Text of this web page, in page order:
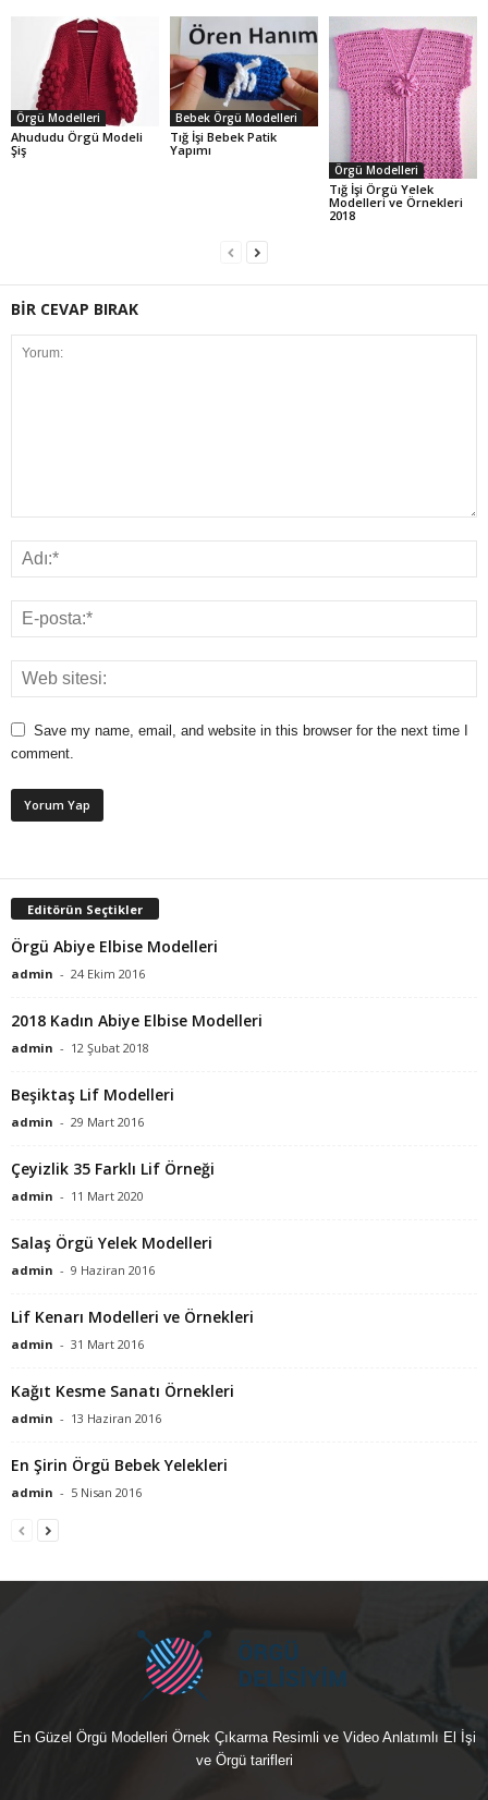
Örgü Modelleri
Ahududu Örgü Modeli
Şiş
Bebek Örgü Modelleri
Tığ İşi Bebek Patik
Yapımı
Örgü Modelleri
Tığ İşi Örgü Yelek
Modelleri ve Örnekleri
2018
BİR CEVAP BIRAK
Save my name, email, and website in this browser for the next time I
comment.
Editörün Seçtikler
Örgü Abiye Elbise Modelleri
admin - 24 Ekim 2016
2018 Kadın Abiye Elbise Modelleri
admin - 12 Şubat 2018
Beşiktaş Lif Modelleri
admin - 29 Mart 2016
Çeyizlik 35 Farklı Lif Örneği
admin - 11 Mart 2020
Salaş Örgü Yelek Modelleri
admin - 9 Haziran 2016
Lif Kenarı Modelleri ve Örnekleri
admin - 31 Mart 2016
Kağıt Kesme Sanatı Örnekleri
admin - 13 Haziran 2016
En Şirin Örgü Bebek Yelekleri
admin - 5 Nisan 2016
En Güzel Örgü Modelleri Örnek Çıkarma Resimli ve Video Anlatımlı El İşi
ve Örgü tarifleri